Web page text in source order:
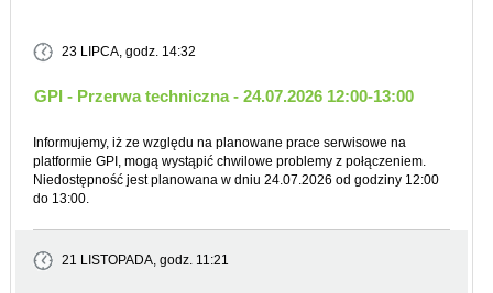
23 LIPCA, godz. 14:32
GPI - Przerwa techniczna - 24.07.2026 12:00-13:00
Informujemy, iż ze względu na planowane prace serwisowe na
platformie GPI, mogą wystąpić chwilowe problemy z połączeniem.
Niedostępność jest planowana w dniu 24.07.2026 od godziny 12:00
do 13:00.
21 LISTOPADA, godz. 11:21